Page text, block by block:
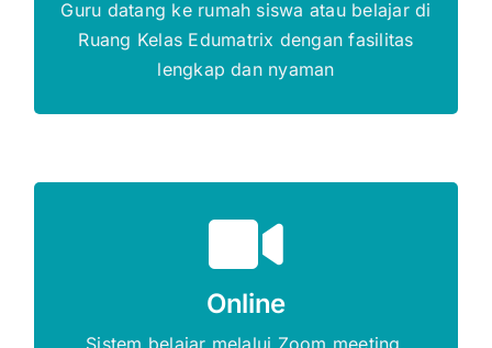
Guru datang ke rumah siswa atau belajar di
Ruang Kelas Edumatrix dengan fasilitas
lengkap dan nyaman
DAFTAR SEKARANG
Online
DAFTAR SEKARANG